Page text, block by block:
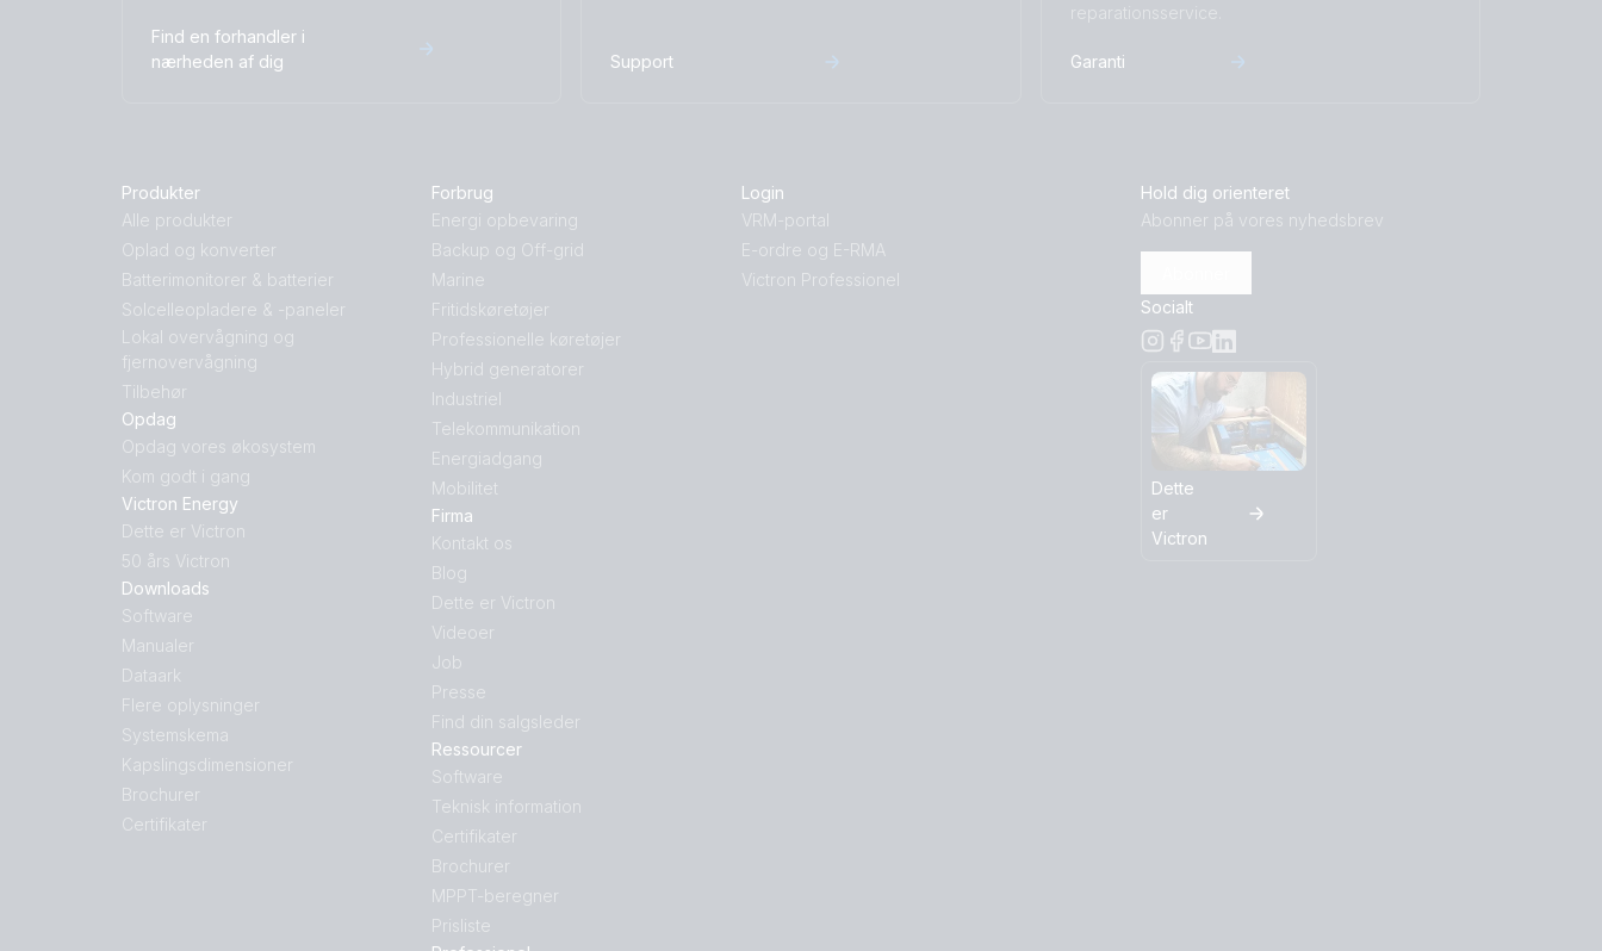
Find en forhandler i
nærheden af dig
Support
reparationsservice.
Garanti
Produkter
Alle produkter
Oplad og konverter
Batterimonitorer & batterier
Solcelleopladere & -paneler
Lokal overvågning og
fjernovervågning
Tilbehør
Opdag
Opdag vores økosystem
Kom godt i gang
Victron Energy
Dette er Victron
50 års Victron
Downloads
Software
Manualer
Dataark
Flere oplysninger
Systemskema
Kapslingsdimensioner
Brochurer
Certifikater
Forbrug
Energi opbevaring
Backup og Off-grid
Marine
Fritidskøretøjer
Professionelle køretøjer
Hybrid generatorer
Industriel
Telekommunikation
Energiadgang
Mobilitet
Firma
Kontakt os
Blog
Dette er Victron
Videoer
Job
Presse
Find din salgsleder
Ressourcer
Software
Teknisk information
Certifikater
Brochurer
MPPT-beregner
Prisliste
Login
VRM-portal
E-ordre og E-RMA
Victron Professionel
Hold dig orienteret
Abonner på vores nyhedsbrev
Socialt
Dette
er
Victron